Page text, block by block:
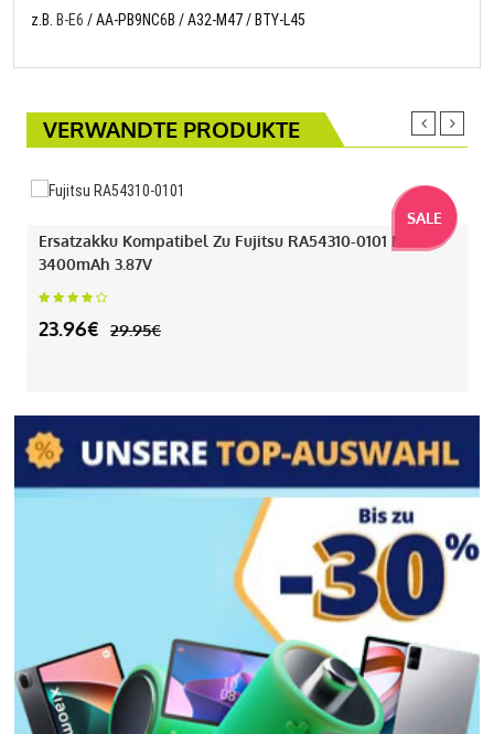
z.B. B-E6 / AA-PB9NC6B / A32-M47 / BTY-L45
VERWANDTE PRODUKTE
SALE
Ersatzakku Kompatibel Zu Fujitsu RA54310-0101 Mit
3400mAh 3.87V
23.96€ 29.95€